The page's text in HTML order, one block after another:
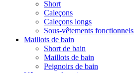
Short
Caleçons
Caleçons longs
Sous-vêtements fonctionnels
Maillots de bain
Short de bain
Maillots de bain
Peignoirs de bain